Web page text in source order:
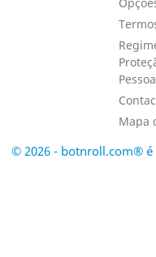
Mapa
© 2026 - botnroll.com® é